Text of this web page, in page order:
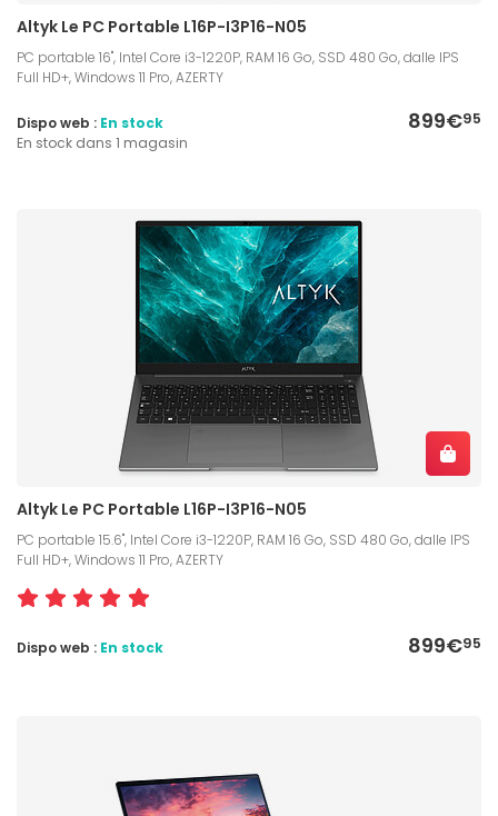
Altyk Le PC Portable L16P-I3P16-N05
PC portable 16", Intel Core i3-1220P, RAM 16 Go, SSD 480 Go, dalle IPS
Full HD+, Windows 11 Pro, AZERTY
899€95
Dispo web : En stock
En stock dans 1 magasin
Altyk Le PC Portable L16P-I3P16-N05
PC portable 15.6", Intel Core i3-1220P, RAM 16 Go, SSD 480 Go, dalle IPS
Full HD+, Windows 11 Pro, AZERTY
899€95
Dispo web : En stock